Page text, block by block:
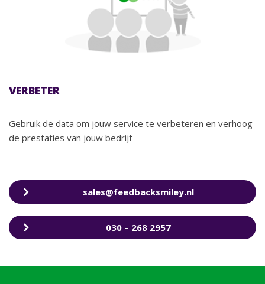
VERBETER
Gebruik de data om jouw service te verbeteren en verhoog
de prestaties van jouw bedrijf
sales@feedbacksmiley.nl
030 – 268 2957